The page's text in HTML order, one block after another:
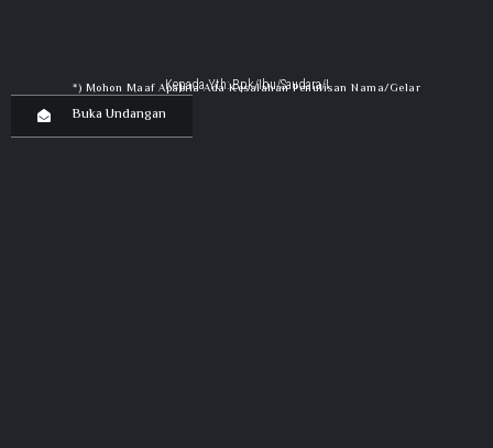
Kepada Yth: Bpk/Ibu/Saudara/I
*) Mohon Maaf Apabila Ada Kesalahan Penulisan Nama/gelar
Buka Undangan